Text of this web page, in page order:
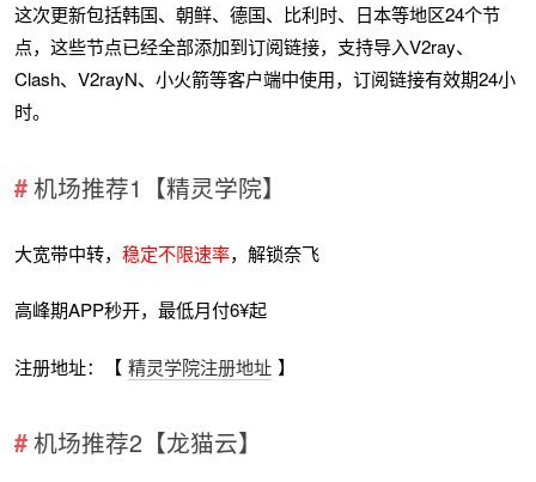
这次更新包括韩国、朝鲜、德国、比利时、日本等地区24个节
点，这些节点已经全部添加到订阅链接，支持导入V2ray、
Clash、V2rayN、小火箭等客户端中使用，订阅链接有效期24小
时。
机场推荐1【精灵学院】
大宽带中转，稳定不限速率，解锁奈飞
高峰期APP秒开，最低月付6¥起
注册地址：【 精灵学院注册地址 】
机场推荐2【龙猫云】